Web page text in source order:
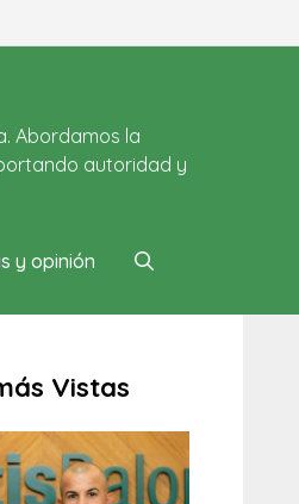
Abordamos la
autoridad y
y opinión
Vistas